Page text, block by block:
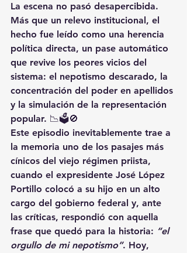
La escena no pasó desapercibida.
Más que un relevo institucional, el
hecho fue leído como una herencia
política directa, un pase automático
que revive los peores vicios del
sistema: el nepotismo descarado, la
concentración del poder en apellidos
y la simulación de la representación
popular. 📉🗳️🚫
Este episodio inevitablemente trae a
la memoria uno de los pasajes más
cínicos del viejo régimen priista,
cuando el expresidente José López
Portillo colocó a su hijo en un alto
cargo del gobierno federal y, ante
las críticas, respondió con aquella
frase que quedó para la historia: “el
orgullo de mi nepotismo”. Hoy,